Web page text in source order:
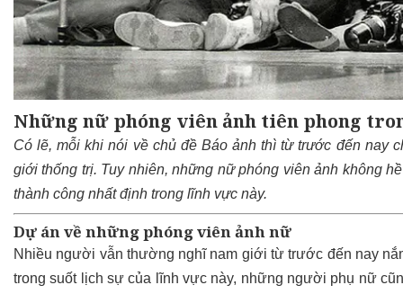
Những nữ phóng viên ảnh tiên phong
Có lẽ, mỗi khi nói về chủ đề Báo ảnh thì từ trước đến nay
giới thống trị. Tuy nhiên, những nữ phóng viên ảnh không
thành công nhất định trong lĩnh vực này.
Dự án về những phóng viên ảnh nữ
Nhiều người vẫn thường nghĩ nam giới từ trước đến nay
trong suốt lịch sự của lĩnh vực này, những người phụ nữ